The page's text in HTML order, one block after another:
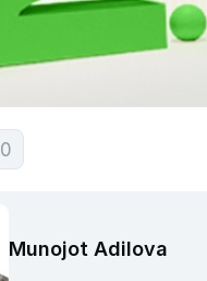
0
Munojot Adilova